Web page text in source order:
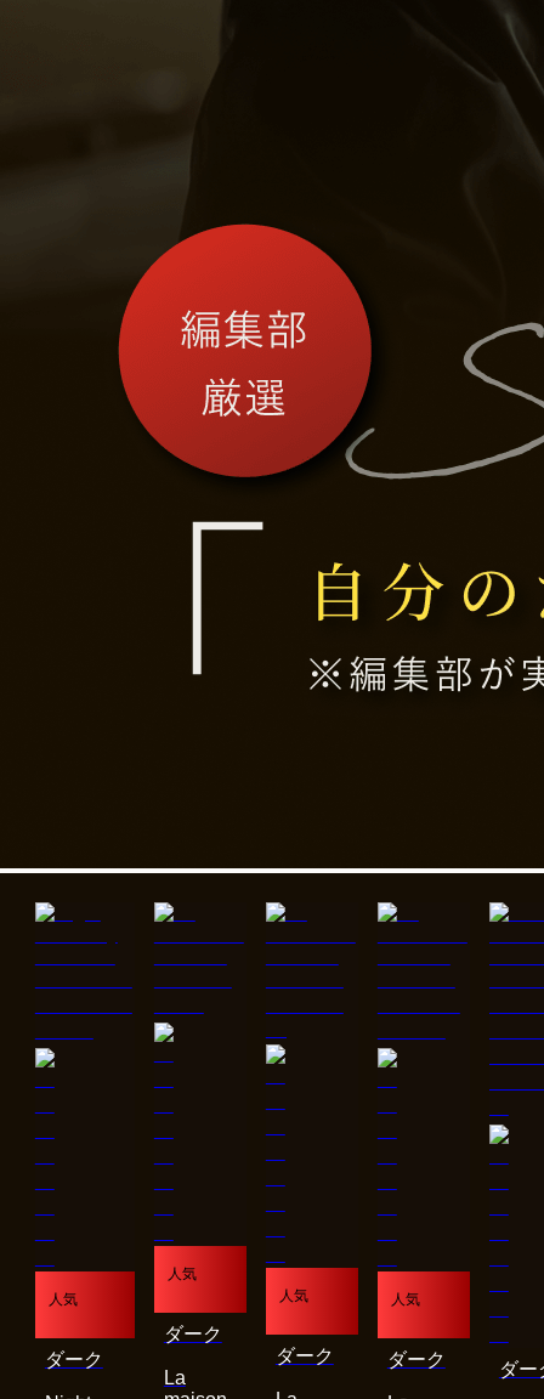
人気
ダーク
人気
La
ダーク
人気
ダーク
人気
ダーク ダー